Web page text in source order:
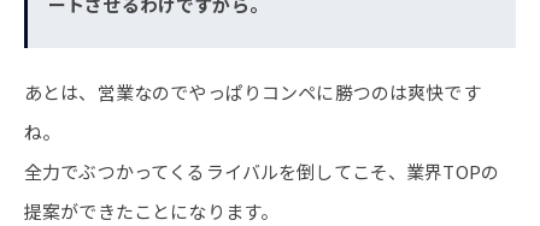
あとは、営業なのでやっぱりコンペに勝つのは爽快です
ね。
全力でぶつかってくるライバルを倒してこそ、業界TOPの
提案ができたことになります。